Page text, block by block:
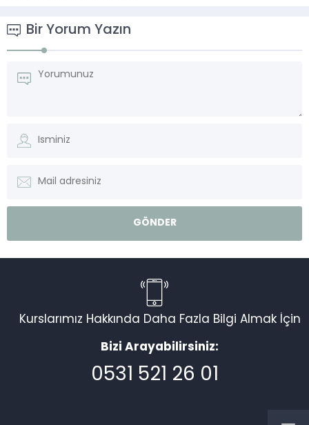
Bir Yorum Yazın
Kurslarımız Hakkında Daha Fazla Bilgi Almak İçin
Bizi Arayabilirsiniz:
0531 521 26 01